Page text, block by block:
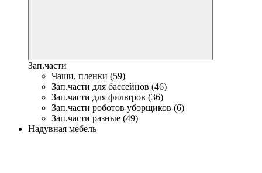
Зап.части
Чаши, пленки (59)
Зап.части для бассейнов (46)
Зап.части для фильтров (36)
Зап.части роботов уборщиков (6)
Зап.части разные (49)
Надувная мебель